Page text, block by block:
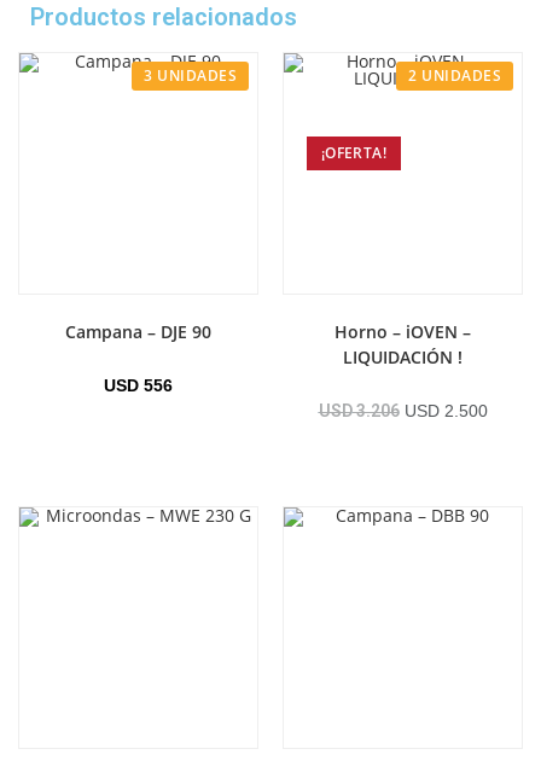
Productos relacionados
3 UNIDADES
Campana – DJE 90
USD 556
2 UNIDADES
¡OFERTA!
Horno – iOVEN –
LIQUIDACIÓN !
USD3.206 USD2.500